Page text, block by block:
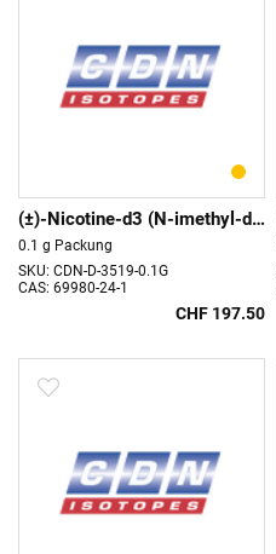
(±)-Nicotine-d3 (N-imethyl-d3)
0.1 g Packung
SKU: CDN-D-3519-0.1G
CAS: 69980-24-1
CHF 197.50